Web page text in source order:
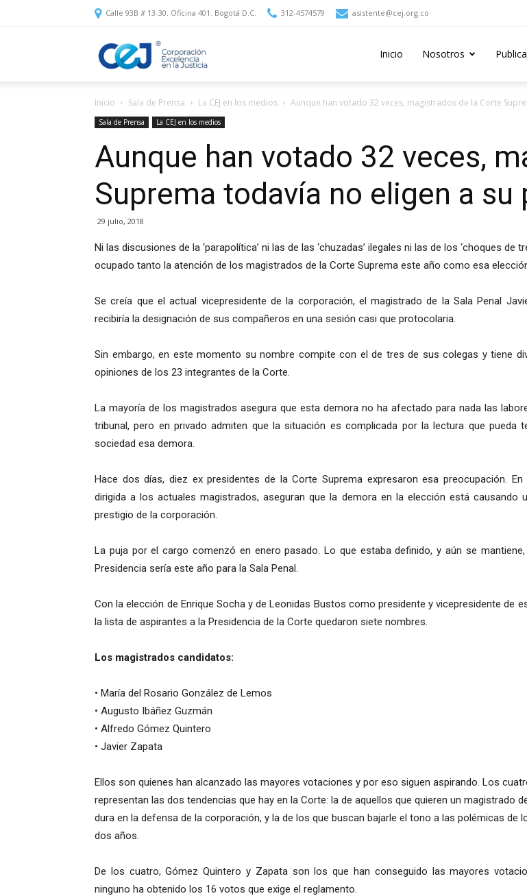
Calle 93B # 13-30. Oficina 401. Bogotá D.C. 312-4574579 asistente@cej.org.co
Excelencia
Justicia
Inicio Nosotros
Inicio Sala de Prensa La CEJ en los medios Aunque han votado 32 veces, magistrados de la Corte
Sala de Prensa La CEJ en los medios
Aunque han votado 32 veces,
Suprema todavía no eligen a su
29 julio, 2018
Ni las discusiones de la ‘parapolítica’ ni las de las ‘chuzadas’ ilegales ni las de los ‘choques de
ocupado tanto la atención de los magistrados de la Corte Suprema este año como esa
Se creía que el actual vicepresidente de la corporación, el magistrado de la Sala Penal
recibiría la designación de sus compañeros en una sesión casi que protocolaria.
Sin embargo, en este momento su nombre compite con el de tres de sus colegas y tiene
opiniones de los 23 integrantes de la Corte.
La mayoría de los magistrados asegura que esta demora no ha afectado para nada las
tribunal, pero en privado admiten que la situación es complicada por la lectura que pueda
sociedad esa demora.
Hace dos días, diez ex presidentes de la Corte Suprema expresaron esa preocupación.
dirigida a los actuales magistrados, aseguran que la demora en la elección está causando
prestigio de la corporación.
La puja por el cargo comenzó en enero pasado. Lo que estaba definido, y aún se
Presidencia sería este año para la Sala Penal.
Con la elección de Enrique Socha y de Leonidas Bustos como presidente y vicepresidente de
la lista de aspirantes a la Presidencia de la Corte quedaron siete nombres.
Los magistrados candidatos:
• María del Rosario González de Lemos
• Augusto Ibáñez Guzmán
• Alfredo Gómez Quintero
• Javier Zapata
Ellos son quienes han alcanzado las mayores votaciones y por eso siguen aspirando. Los
representan las dos tendencias que hay en la Corte: la de aquellos que quieren un magistrado
dura en la defensa de la corporación, y la de los que buscan bajarle el tono a las polémicas de
dos años.
De los cuatro, Gómez Quintero y Zapata son los que han conseguido las mayores
ninguno ha obtenido los 16 votos que exige el reglamento.